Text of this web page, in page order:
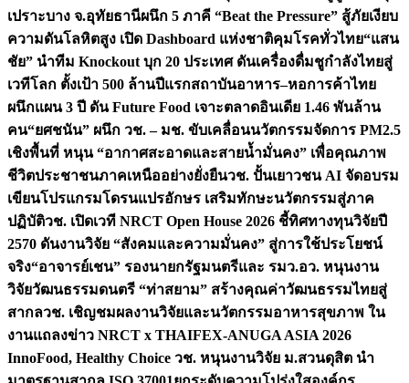
เปราะบาง จ.อุทัยธานีผนึก 5 ภาคี “Beat the Pressure” สู้ภัยเงียบ
ความดันโลหิตสูง เปิด Dashboard แห่งชาติคุมโรคทั่วไทย“แสน
ชัย” นำทีม Knockout บุก 20 ประเทศ ดันเครื่องดื่มชูกำลังไทยสู่
เวทีโลก ตั้งเป้า 500 ล้านปีแรกสถาบันอาหาร–หอการค้าไทย
ผนึกแผน 3 ปี ดัน Future Food เจาะตลาดอินเดีย 1.46 พันล้าน
คน“ยศชนัน” ผนึก วช. – มช. ขับเคลื่อนนวัตกรรมจัดการ PM2.5
เชิงพื้นที่ หนุน “อากาศสะอาดและสายน้ำมั่นคง” เพื่อคุณภาพ
ชีวิตประชาชนภาคเหนืออย่างยั่งยืนวช. ปั้นเยาวชน AI จัดอบรม
เขียนโปรแกรมโดรนแปรอักษร เสริมทักษะนวัตกรรมสู่ภาค
ปฏิบัติวช. เปิดเวที NRCT Open House 2026 ชี้ทิศทางทุนวิจัยปี
2570 ดันงานวิจัย “สังคมและความมั่นคง” สู่การใช้ประโยชน์
จริง“อาจารย์เชน” รองนายกรัฐมนตรีและ รมว.อว. หนุนงาน
วิจัยวัฒนธรรมดนตรี “ท่าสยาม” สร้างคุณค่าวัฒนธรรมไทยสู่
สากลวช. เชิญชมผลงานวิจัยและนวัตกรรมอาหารสุขภาพ ใน
งานแถลงข่าว NRCT x THAIFEX-ANUGA ASIA 2026
InnoFood, Healthy Choice วช. หนุนงานวิจัย ม.สวนดุสิต นำ